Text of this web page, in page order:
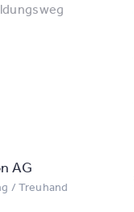
AG
/ Treuhand